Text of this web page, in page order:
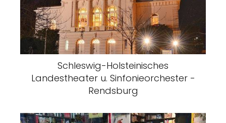
Schleswig-Holsteinisches
Landestheater u. Sinfonieorchester -
Rendsburg